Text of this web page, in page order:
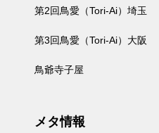
第2回鳥愛（Tori-Ai）埼玉
第3回鳥愛（Tori-Ai）大阪
鳥爺寺子屋
メタ情報